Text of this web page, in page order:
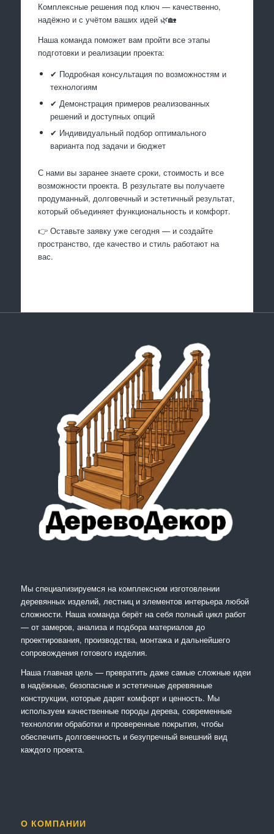
Комплексные решения под ключ — качественно,
надёжно и с учётом ваших идей 🌿🏡
Наша команда поможет вам пройти все этапы
подготовки и реализации проекта:
✔ Подробная консультация по возможностям и
технологиям
✔ Демонстрация примеров реализованных
решений и доступных опций
✔ Индивидуальный подбор оптимального
варианта под задачи и бюджет
С нами вы заранее знаете сроки, стоимость и все
возможности проекта. В результате вы получаете
продуманный, долговечный и эстетичный результат,
который объединяет функциональность и комфорт.
👉 Оставьте заявку уже сегодня — и создайте
пространство, где качество и стиль работают на
вас.
Мы специализируемся на комплексном изготовлении
деревянных изделий, лестниц и элементов интерьера любой
сложности. Наша команда берёт на себя полный цикл работ
— от замеров, анализа и подбора материалов до
проектирования, производства, монтажа и дальнейшего
сопровождения готового изделия.
Наша главная цель — превратить даже самые сложные идеи
в надёжные, безопасные и эстетичные деревянные
конструкции, которые дарят комфорт и ценность. Мы
используем качественные породы дерева, современные
технологии обработки и проверенные покрытия, чтобы
обеспечить долговечность и безупречный внешний вид
каждого проекта.
О КОМПАНИИ